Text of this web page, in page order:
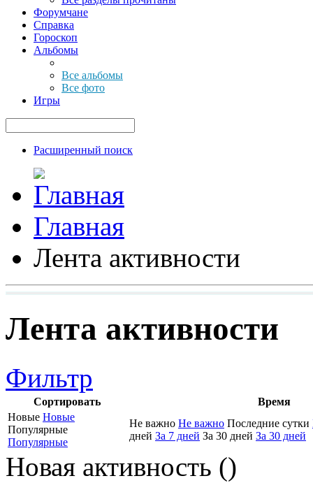
Форумчане
Справка
Гороскоп
Альбомы
Все альбомы
Все фото
Игры
Расширенный поиск
Главная
Лента активности
Лента активности
Фильтр
Сортировать
Время
Новые Новые
Популярные
Популярные
Не важно Не важно Последние сутки
дней За 7 дней За 30 дней За 30 дней
Новая активность ()